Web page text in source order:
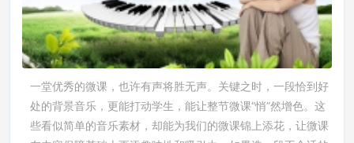
一堂优秀的微课，也许有声将胜无声。关键之时，一段恰到好
处的背景音乐，更能打动学生，能让整节微课“悄”然增色。这
些看似简单的音乐素材，却能为我们的微课锦上添花，让微课